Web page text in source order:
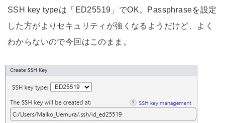
SSH key typeは「ED25519」でOK。Passphraseを設定
した方がよりセキュリティが強くなるようだけど、よく
わからないので今回はこのまま。